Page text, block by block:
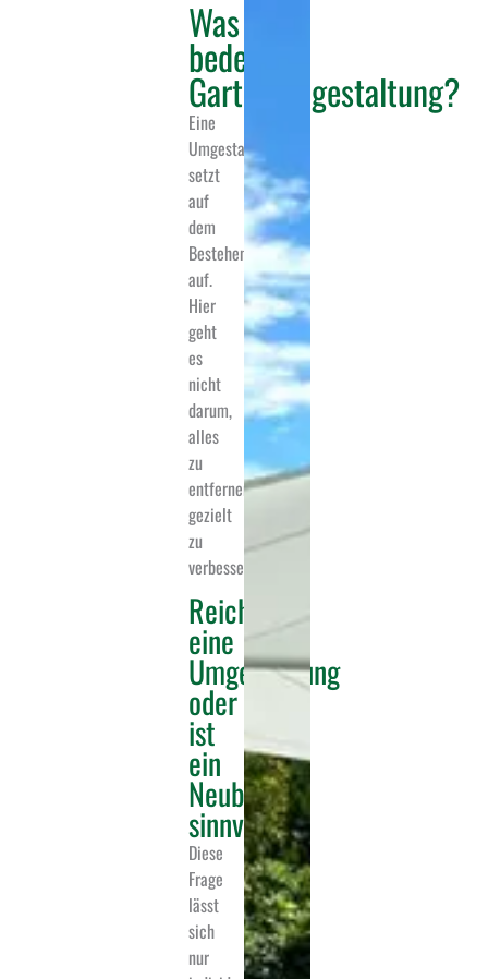
Was
bedeutet
Gartenumgestaltung?
Eine
Umgestaltung
setzt
auf
dem
Bestehenden
auf.
Hier
geht
es
nicht
darum,
alles
zu
entfernen, sondern
gezielt
zu
verbessern.
Reicht
eine
Umgestaltung
oder
ist
ein
Neubeginn
sinnvoller?
Diese
Frage
lässt
sich
nur